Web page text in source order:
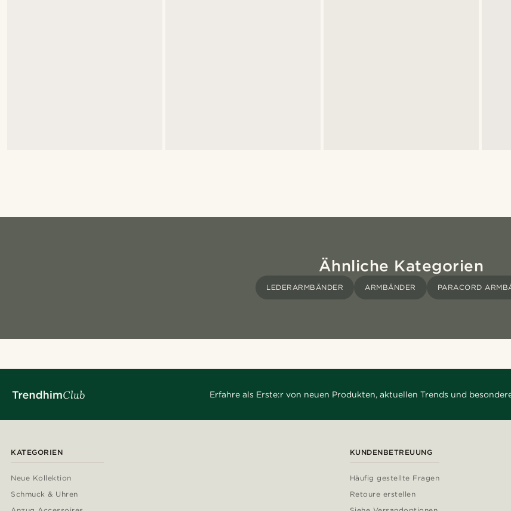
Ähnliche Kategorien
LEDERARMBÄNDER ARMBÄNDER PARACORD
Erfahre als Erste:r von neuen Produkten, aktuellen Trends und
KATEGORIEN
Neue Kollektion
Schmuck & Uhren
KUNDENBETREUUNG
Häufig gestellte Fragen
Retoure erstellen